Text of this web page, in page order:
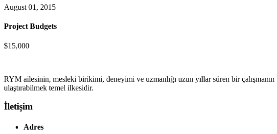
August 01, 2015
Project Budgets
$15,000
RYM ailesinin, mesleki birikimi, deneyimi ve uzmanlığı uzun yıllar süren bir
ulaştırabilmek temel ilkesidir.
İletişim
Adres